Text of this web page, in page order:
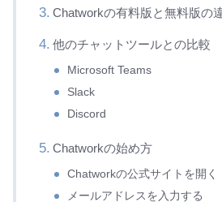
Chatworkの有料版と無料版の
他のチャットツールとの比較
Microsoft Teams
Slack
Discord
Chatworkの始め方
Chatworkの公式サイトを開く
メールアドレスを入力する